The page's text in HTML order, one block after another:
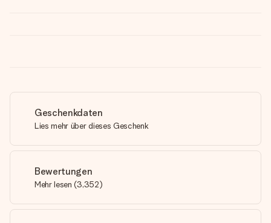
Geschenkdaten
Lies mehr über dieses Geschenk
Bewertungen
Mehr lesen (3,352)